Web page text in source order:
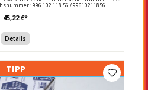
: 996 102 118 56 / 99610211856
45,22 €*
Details
TIPP